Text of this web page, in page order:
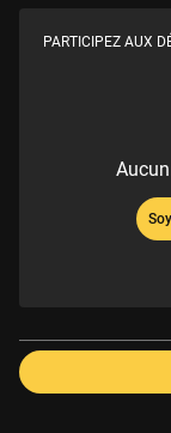
PARTICIPEZ AUX